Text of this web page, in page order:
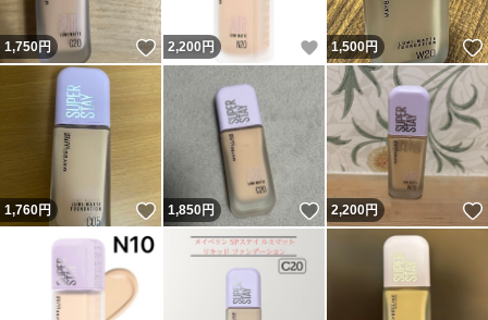
1,750円 いいね！
2,200 円 いいね！
1,500円
1,760円 いいね！
1,850円 いいね！
2,200円